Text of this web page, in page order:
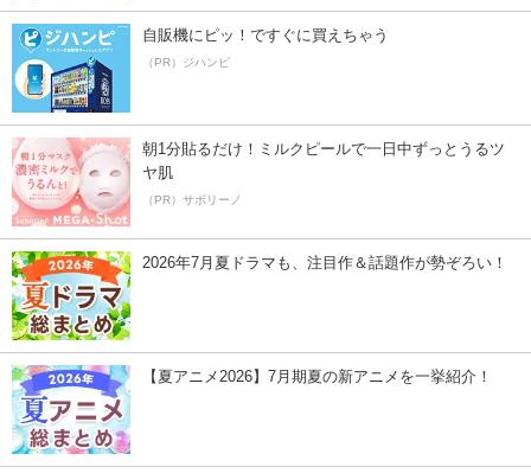
自販機にピッ！ですぐに買えちゃう
（PR）ジハンピ
朝1分貼るだけ！ミルクピールで一日中ずっとうるツ
ヤ肌
（PR）サボリーノ
2026年7月夏ドラマも、注目作＆話題作が勢ぞろい！
【夏アニメ2026】7月期夏の新アニメを一挙紹介！